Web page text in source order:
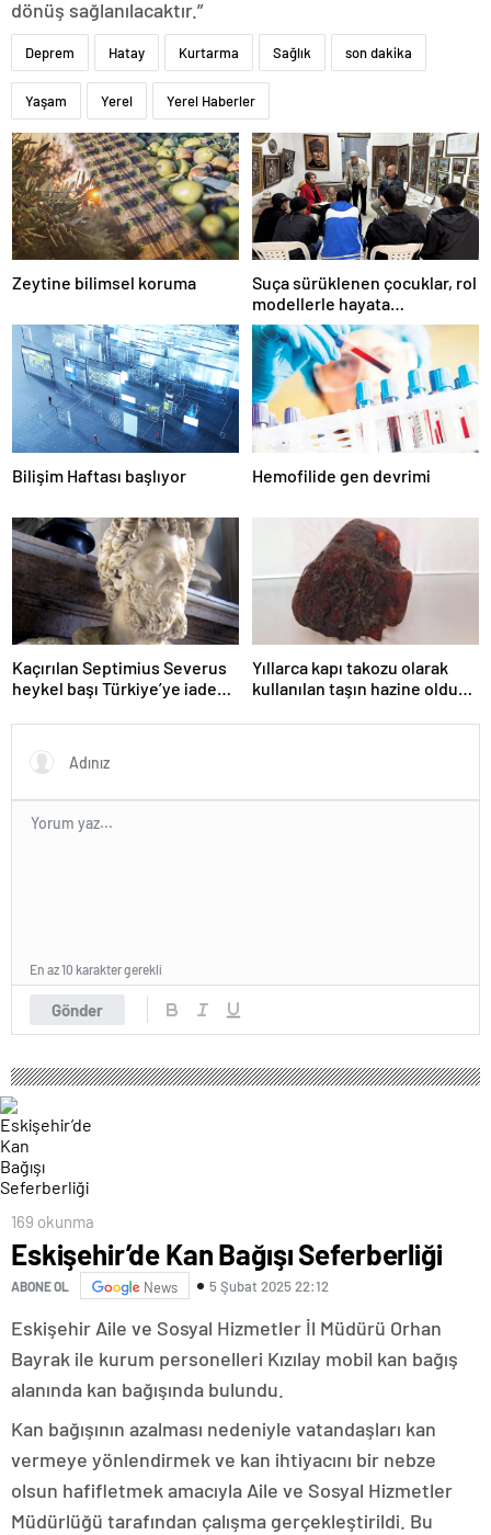
dönüş sağlanılacaktır.”
Deprem Hatay Kurtarma Sağlık son dakika
Yaşam Yerel Yerel Haberler
Zeytine bilimsel koruma
Suça sürüklenen çocuklar, rol
modellerle hayata
hazırlanıyor
Bilişim Haftası başlıyor Hemofilide gen devrimi
Kaçırılan Septimius Severus
heykel başı Türkiye’ye iade
Yıllarca kapı takozu olarak
kullanılan taşın hazine olduğu
değerinde
Gönder
En az 10 karakter gerekli
169 okunma
Eskişehir’de Kan Bağışı Seferberliği
ABONE OL News 5 Şubat 2025 22:12
Eskişehir Aile ve Sosyal Hizmetler İl Müdürü Orhan
Bayrak ile kurum personelleri Kızılay mobil kan bağış
alanında kan bağışında bulundu.
Kan bağışının azalması nedeniyle vatandaşları kan
vermeye yönlendirmek ve kan ihtiyacını bir nebze
olsun hafifletmek amacıyla Aile ve Sosyal Hizmetler
Müdürlüğü tarafından çalışma gerçekleştirildi. Bu